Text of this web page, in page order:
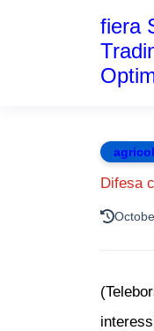
fiera
Difesa